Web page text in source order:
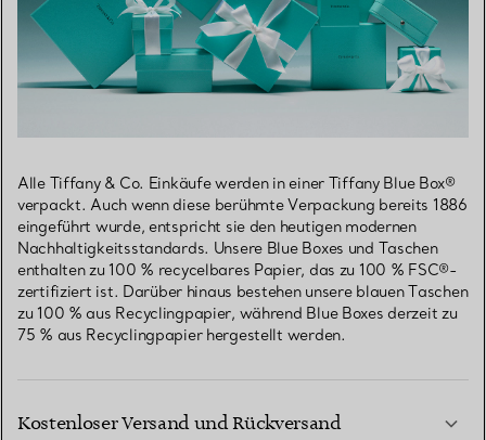
Alle Tiffany & Co. Einkäufe werden in einer Tiffany Blue Box®
verpackt. Auch wenn diese berühmte Verpackung bereits 1886
eingeführt wurde, entspricht sie den heutigen modernen
Nachhaltigkeitsstandards. Unsere Blue Boxes und Taschen
enthalten zu 100 % recycelbares Papier, das zu 100 % FSC®-
zertifiziert ist. Darüber hinaus bestehen unsere blauen Taschen
zu 100 % aus Recyclingpapier, während Blue Boxes derzeit zu
75 % aus Recyclingpapier hergestellt werden.
Kostenloser Versand und Rückversand